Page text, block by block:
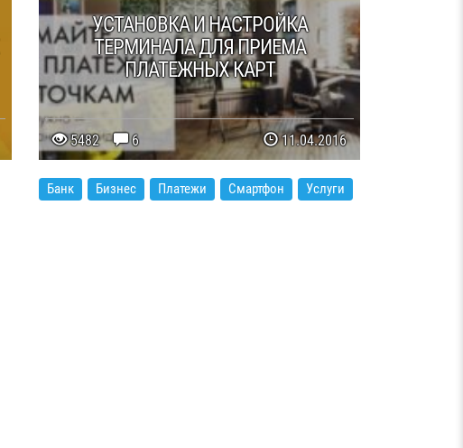
УСТАНОВКА И НАСТРОЙКА
ТЕРМИНАЛА ДЛЯ ПРИЕМА
ПЛАТЕЖНЫХ КАРТ
5482 6 11.04.2016
Банк Бизнес Платежи Смартфон Услуги